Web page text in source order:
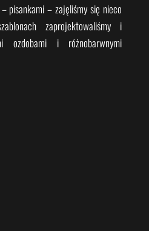
pisankami – zajęliśmy się nieco
zaprojektowaliśmy i
ozdobami i różnobarwnymi